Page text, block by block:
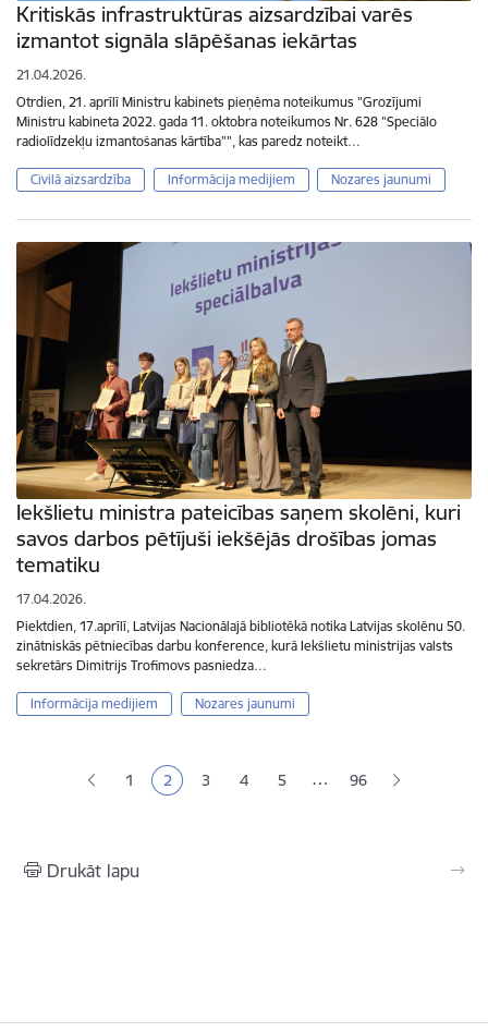
Kritiskās infrastruktūras aizsardzībai varēs
izmantot signāla slāpēšanas iekārtas
21.04.2026.
Otrdien, 21. aprīlī Ministru kabinets pieņēma noteikumus "Grozījumi
Ministru kabineta 2022. gada 11. oktobra noteikumos Nr. 628 "Speciālo
radiolīdzekļu izmantošanas kārtība"", kas paredz noteikt…
Civilā aizsardzība Informācija medijiem Nozares jaunumi
Iekšlietu ministra pateicības saņem skolēni, kuri
savos darbos pētījuši iekšējās drošības jomas
tematiku
17.04.2026.
Piektdien, 17.aprīlī, Latvijas Nacionālajā bibliotēkā notika Latvijas skolēnu 50.
zinātniskās pētniecības darbu konference, kurā Iekšlietu ministrijas valsts
sekretārs Dimitrijs Trofimovs pasniedza…
Informācija medijiem Nozares jaunumi
Lapa
1 Pašreizējā lapa
2 Lapa
3 Lapa
4 Lapa
5 … 96
Drukāt lapu